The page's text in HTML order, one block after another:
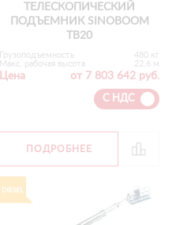
ТЕЛЕСКОПИЧЕСКИЙ
ПОДЪЕМНИК SINOBOOM
TB20
Грузоподъемность
480 кг
Макс. рабочая высота
22.6 м
Цена от 7 803 642 руб.
С НДС
ПОДРОБНЕЕ